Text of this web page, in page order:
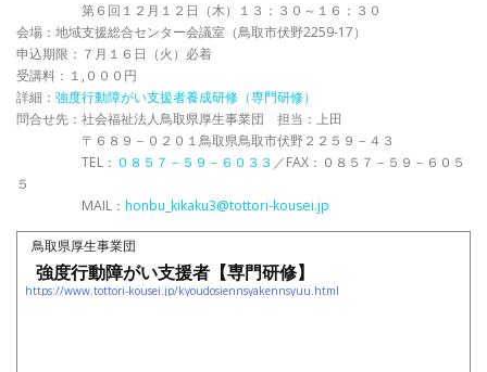
第６回１２月１２日（木）１３：３０～１６：３０
会場：地域支援総合センター会議室（鳥取市伏野2259-17）
申込期限：７月１６日（火）必着
受講料：１,０００円
詳細： 強度行動障がい支援者養成研修（専門研修）
問合せ先：社会福祉法人鳥取県厚生事業団 担当：上田
〒６８９－０２０１鳥取県鳥取市伏野２２５９－４３
TEL： ０８５７－５９－６０３３ ／FAX：０８５７－５９－６０５
５
MAIL： honbu_kikaku3@tottori-kousei.jp
鳥取県厚生事業団
強度行動障がい支援者【専門研修】
https://www.tottori-kousei.jp/kyoudosiennsyakennsyuu.html